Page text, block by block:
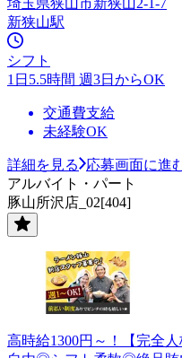
新狭山駅
シフト
1日5.5時間 週3日からOK
交通費支給
未経験OK
詳細を見る
応募画面に進
アルバイト・パート
豚山所沢店_02[404]
高時給1300円～！【完全